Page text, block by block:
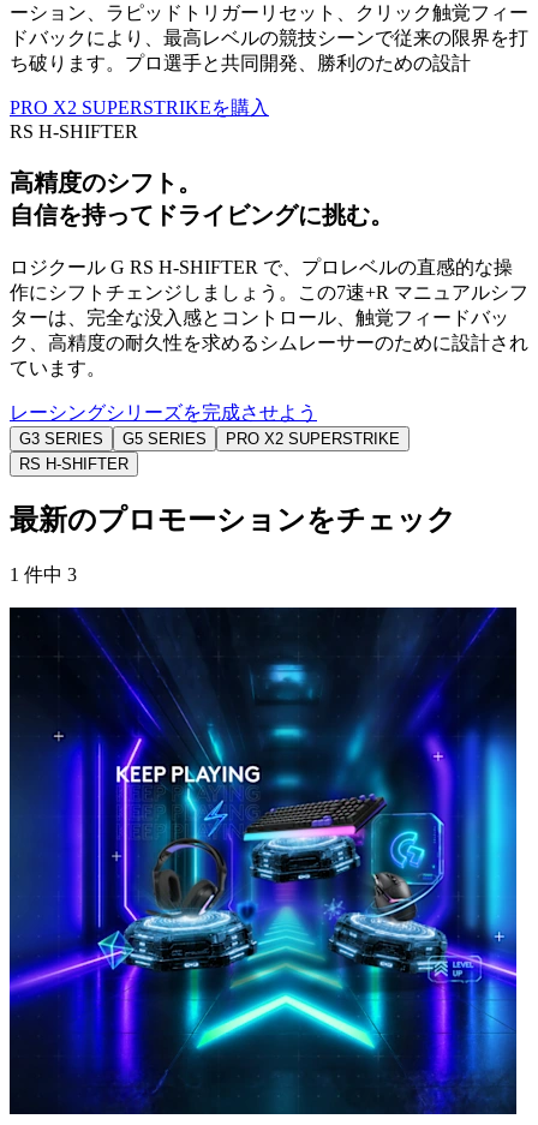
ーション、ラピッドトリガーリセット、クリック触覚フィー
ドバックにより、最高レベルの競技シーンで従来の限界を打
ち破ります。プロ選手と共同開発、勝利のための設計
PRO X2 SUPERSTRIKEを購入
RS H-SHIFTER
高精度のシフト。
自信を持って ドライビングに挑む。
ロジクール G RS H-SHIFTER で、プロレベルの直感的な操
作にシフトチェンジしましょう。この7速+R マニュアルシフ
ターは、完全な没入感とコントロール、触覚フィードバッ
ク、高精度の耐久性を求めるシムレーサーのために設計され
ています。
レーシングシリーズを完成させよう
G3 SERIES G5 SERIES
PRO X2 SUPERSTRIKE
RS H-SHIFTER
最新のプロモーションをチェック
1 件中 3